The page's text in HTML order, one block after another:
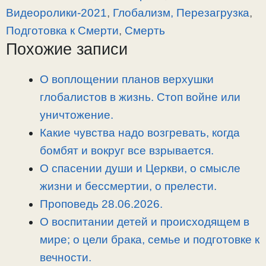
y
n
e
a
e
o
р
а
и
Видеоролики-2021, Глобализм, Перезагрузка,
Подготовка к Смерти, Смерть
Похожие записи
О воплощении планов верхушки
глобалистов в жизнь. Стоп войне или
уничтожение.
Какие чувства надо возгревать, когда
бомбят и вокруг все взрывается.
О спасении души и Церкви, о смысле
жизни и бессмертии, о прелести.
Проповедь 28.06.2026.
О воспитании детей и происходящем в
мире; о цели брака, семье и подготовке к
вечности.